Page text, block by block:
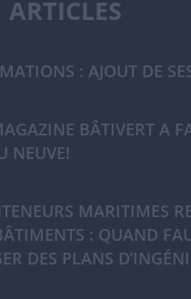
ARTICLES
: AJOUT DE
BÂTIVERT A
NEUVE!
MARITIMES
: QUAND
DES PLANS